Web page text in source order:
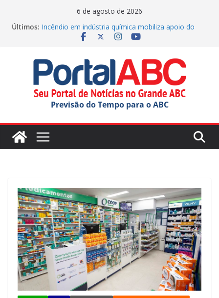
6 de agosto de 2026
Últimos: Incêndio em indústria química mobiliza apoio do
Polícia Militar apreende drogas nos Correios em SP
Parque Tecnológico de Santo André oferece tour
gratuito
Festival do Chocolate terá shows infantis aos
domingos
Previsão do Tempo para o ABC